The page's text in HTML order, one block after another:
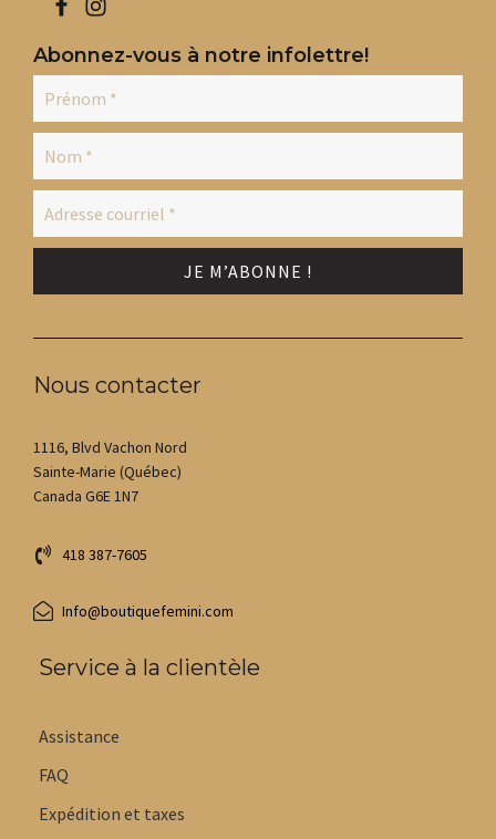
Abonnez-vous à notre infolettre!
Nous contacter
1116, Blvd Vachon Nord
Sainte-Marie (Québec)
Canada G6E 1N7
418 387-7605
Info@boutiquefemini.com
Service à la clientèle
Assistance
FAQ
Expédition et taxes